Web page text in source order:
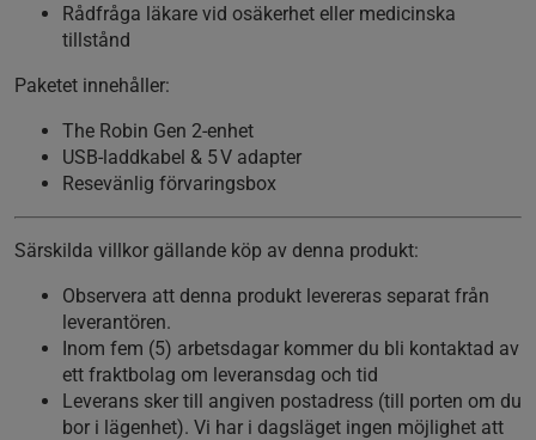
Rådfråga läkare vid osäkerhet eller medicinska
tillstånd
Paketet innehåller:
The Robin Gen 2-enhet
USB-laddkabel & 5 V adapter
Resevänlig förvaringsbox
Särskilda villkor gällande köp av denna produkt:
Observera att denna produkt levereras separat från
leverantören.
Inom fem (5) arbetsdagar kommer du bli kontaktad av
ett fraktbolag om leveransdag och tid
Leverans sker till angiven postadress (till porten om du
bor i lägenhet). Vi har i dagsläget ingen möjlighet att